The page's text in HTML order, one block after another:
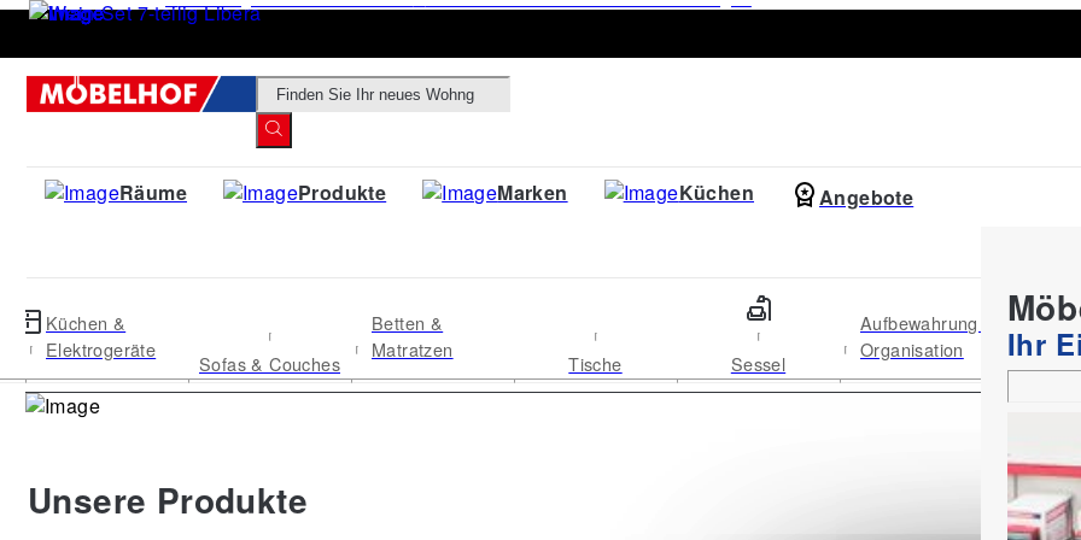
Products
search
Räume Produkte Marken Küchen
Angebote
Ihr
Küchen &
Elektrogeräte
Sofas & Couches
Betten &
Matratzen
Tische Sessel
Aufbewahrung &
Organisation
Unsere Produkte